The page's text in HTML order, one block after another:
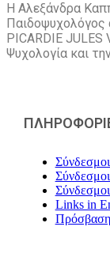
Η Αλεξάνδρα
Παιδοψυχολόγος
PICARDIE JULES
Ψυχολογία και
Σύνδεσμοι
Links in
Πρόσβαση